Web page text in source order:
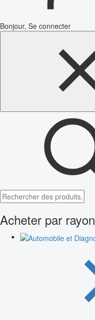
Bonjour, Se connecter
Acheter par rayon